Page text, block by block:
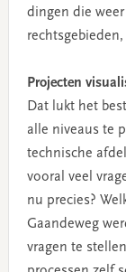
dingen die
Projecten
Dat lukt het
alle niveaus te
technische
vooral veel
nu precies?
Gaandeweg
vragen te